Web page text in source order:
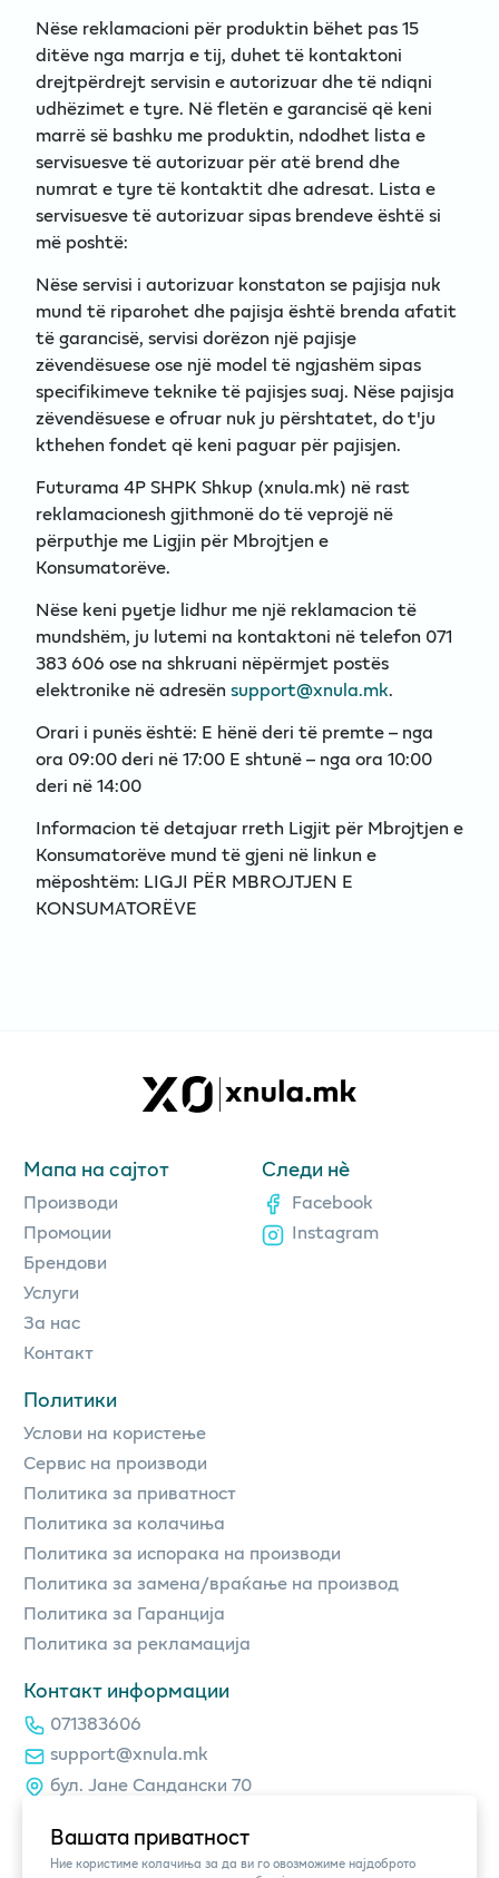
Вашата приватност
Ние користиме колачиња за да ви го овозможиме најдоброто
Nëse reklamacioni për produktin bëhet pas 15
ditëve nga marrja e tij, duhet të kontaktoni
drejtpërdrejt servisin e autorizuar dhe të ndiqni
udhëzimet e tyre. Në fletën e garancisë që keni
marrë së bashku me produktin, ndodhet lista e
servisuesve të autorizuar për atë brend dhe
numrat e tyre të kontaktit dhe adresat. Lista e
servisuesve të autorizuar sipas brendeve është si
më poshtë:
Nëse servisi i autorizuar konstaton se pajisja nuk
mund të riparohet dhe pajisja është brenda afatit
të garancisë, servisi dorëzon një pajisje
zëvendësuese ose një model të ngjashëm sipas
specifikimeve teknike të pajisjes suaj. Nëse pajisja
zëvendësuese e ofruar nuk ju përshtatet, do t'ju
kthehen fondet që keni paguar për pajisjen.
Futurama 4P SHPK Shkup (xnula.mk) në rast
reklamacionesh gjithmonë do të veprojë në
përputhje me Ligjin për Mbrojtjen e
Konsumatorëve.
Nëse keni pyetje lidhur me një reklamacion të
mundshëm, ju lutemi na kontaktoni në telefon 071
383 606 ose na shkruani nëpërmjet postës
elektronike në adresën support@xnula.mk.
Orari i punës është: E hënë deri të premte – nga
ora 09:00 deri në 17:00 E shtunë – nga ora 10:00
deri në 14:00
Informacion të detajuar rreth Ligjit për Mbrojtjen e
Konsumatorëve mund të gjeni në linkun e
mëposhtëm: LIGJI PËR MBROJTJEN E
KONSUMATORËVE
Мапа на сајтот
Производи
Промоции
Брендови
Услуги
За нас
Контакт
Политики
Услови на користење
Сервис на производи
Политика за приватност
Политика за колачиња
Политика за испорака на производи
Политика за замена/враќање на производ
Политика за Гаранција
Политика за рекламација
Контакт информации
071383606
support@xnula.mk
бул. Јане Сандански 70
Следи нè
Facebook
Instagram